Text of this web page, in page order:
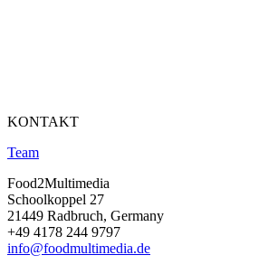
KONTAKT
Team
Food2Multimedia
Schoolkoppel 27
21449 Radbruch, Germany
+49 4178 244 9797
info@foodmultimedia.de